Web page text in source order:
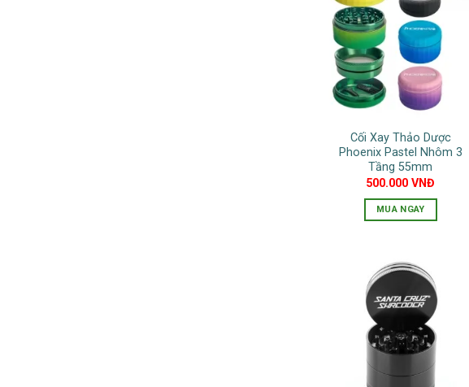
nhiều
biến
thể.
Các
tùy
chọn
thể
được
chọn
trên
trang
Cối Xay Thảo Dược
Phoenix Pastel Nhôm 3
Tầng 55mm
500.000VNĐ
MUA NGAY
này
nhiều
thể.
tùy